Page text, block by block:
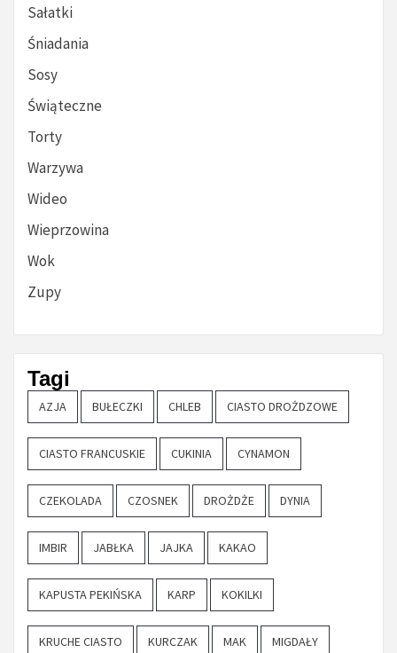
Sałatki
Śniadania
Sosy
Świąteczne
Torty
Warzywa
Wideo
Wieprzowina
Wok
Zupy
Tagi
AZJA BUŁECZKI CHLEB CIASTO DROŻDZOWE
CIASTO FRANCUSKIE CUKINIA CYNAMON
CZEKOLADA CZOSNEK DROŻDŻE DYNIA
IMBIR JABŁKA JAJKA KAKAO
KAPUSTA PEKIŃSKA KARP KOKILKI
KRUCHE CIASTO KURCZAK MAK MIGDAŁY